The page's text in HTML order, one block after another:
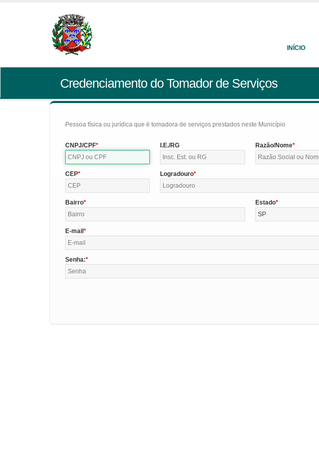
INÍCIO
Credenciamento do Tomador de Serviços
Pessoa física ou jurídica que é tomadora de serviços prestados neste Município
CNPJ/CPF I.E./RG Razão/Nome
CEP Logradouro
Bairro
Estado
SP
E-mail
Senha: